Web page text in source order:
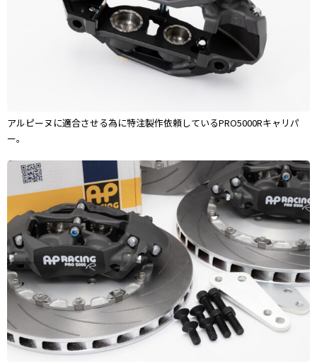
アルピーヌに適合させる為に特注製作依頼しているPRO5000Rキャリパ
ー。